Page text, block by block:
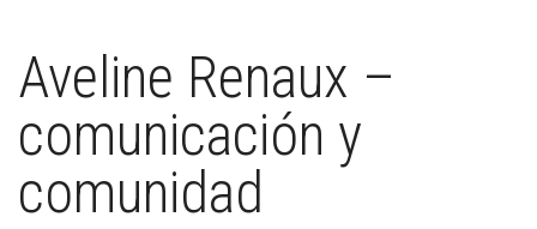
Aveline Renaux –
comunicación y
comunidad